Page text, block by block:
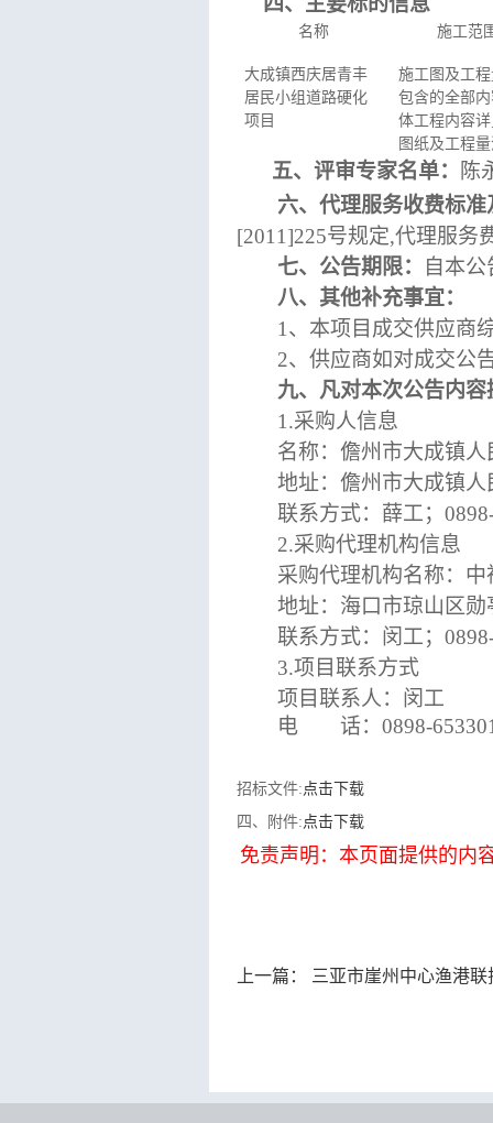
名称 施工范
大成镇西庆居青丰
居民小组道路硬化
项目
施工图及工
包含的全部
体工程内容
图纸及工程
五、 评审专家名单：
陈
六、代理服务收费标准
[2011]225号规定,代理服务
七、公告期限：
自本
八、其他补充事宜：
1、本项目成交供应商
2、供应商如对成交公
九、凡对本次公告内
1.采购人信息
名称：儋州市大成镇人
地址：儋
联系方式：薛工；
2.采购代理机构信息
采购代理机构名称：
地址：海口市琼山区
联系方式：闵工；
3.项目联系方式
项目联系人：闵工
电 话： 0898-
招标文件:点击下载
四、附件:点击下载
免责声明：本页面提供的内
上一篇： 三亚市崖州中心渔港联排制冰厂采购